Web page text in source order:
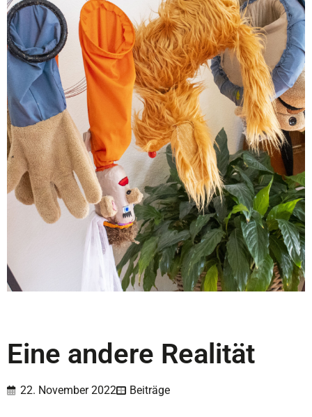
Eine andere Realität
22. November 2022 Beiträge